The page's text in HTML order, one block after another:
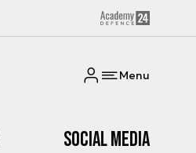
Menu
Social media